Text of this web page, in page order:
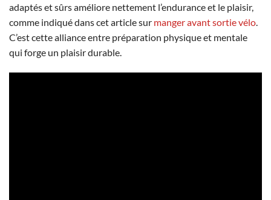
adaptés et sûrs améliore nettement l’endurance et le plaisir,
comme indiqué dans cet article sur manger avant sortie vélo.
C’est cette alliance entre préparation physique et mentale
qui forge un plaisir durable.